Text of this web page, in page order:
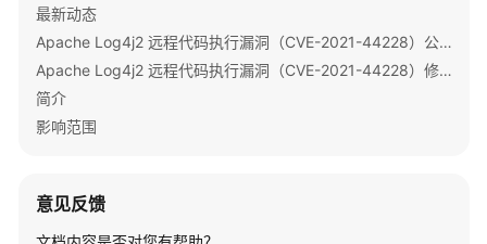
用
Flume
使
用
使
最新动态
Apache Log4j2 远程代码执行漏洞（CVE-2021-44228）公告
Apache Log4j2 远程代码执行漏洞（CVE-2021-44228）修复指导
简介
影响范围
意见反馈